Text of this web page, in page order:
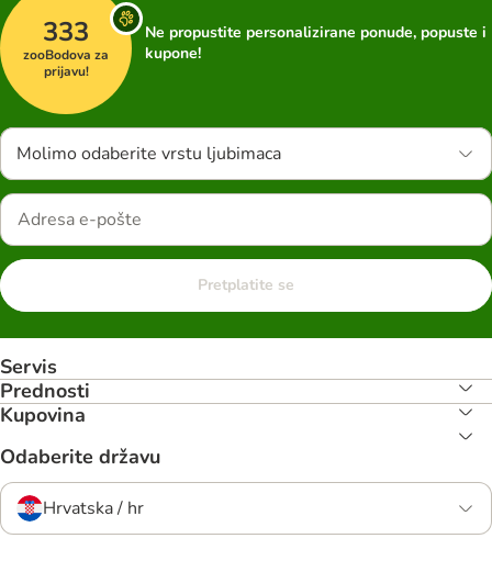
333
zooBodova za
prijavu!
Ne propustite personalizirane ponude, popuste i
kupone!
Molimo odaberite vrstu ljubimaca
Pretplatite se
Servis
Prednosti
Kupovina
Odaberite državu
Hrvatska / hr